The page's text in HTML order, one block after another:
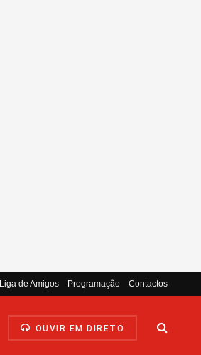
Liga de Amigos Programação Contactos
OUVIR EM DIRETO